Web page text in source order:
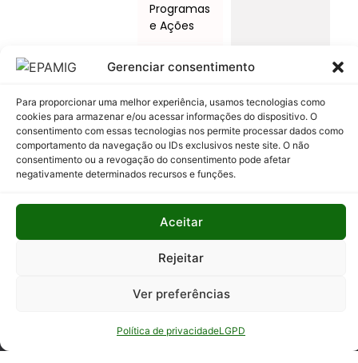
Gerenciar consentimento
Para proporcionar uma melhor experiência, usamos tecnologias como
cookies para armazenar e/ou acessar informações do dispositivo. O
consentimento com essas tecnologias nos permite processar dados como
comportamento da navegação ou IDs exclusivos neste site. O não
consentimento ou a revogação do consentimento pode afetar
negativamente determinados recursos e funções.
Aceitar
Rejeitar
Ver preferências
Política de privacidadeLGPD
Programas
e Ações
Relatório
Anual de
da
Auditoria
Interna
Relatório
Serviço de
Informação
ao Cidadão